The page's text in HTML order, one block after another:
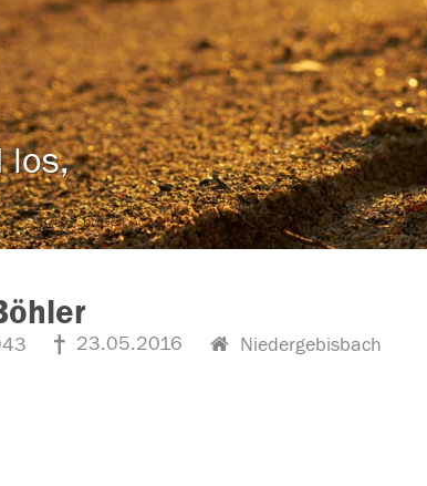
los,
23.05.2016 Niedergebisbach